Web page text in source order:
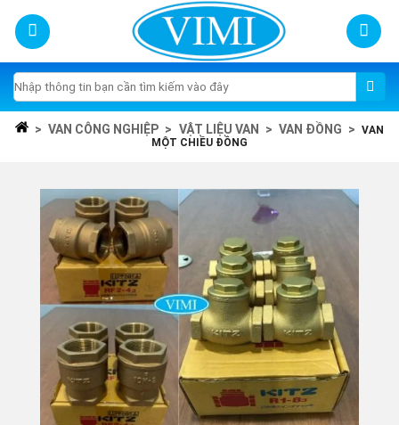
content
Tìm
kiếm:
> VAN CÔNG NGHIỆP > VẬT LIỆU VAN > VAN ĐỒNG > VAN
MỘT CHIỀU ĐỒNG